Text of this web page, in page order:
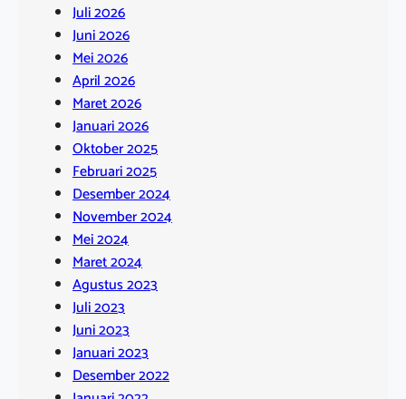
Juli 2026
Juni 2026
Mei 2026
April 2026
Maret 2026
Januari 2026
Oktober 2025
Februari 2025
Desember 2024
November 2024
Mei 2024
Maret 2024
Agustus 2023
Juli 2023
Juni 2023
Januari 2023
Desember 2022